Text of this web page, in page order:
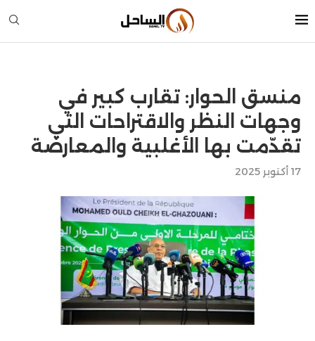
منسق الحوار: تقارب كبير في
وجهات النظر والاقتراحات التي
تقدّمت بها الأغلبية والمعارضة
17 أكتوبر 2025